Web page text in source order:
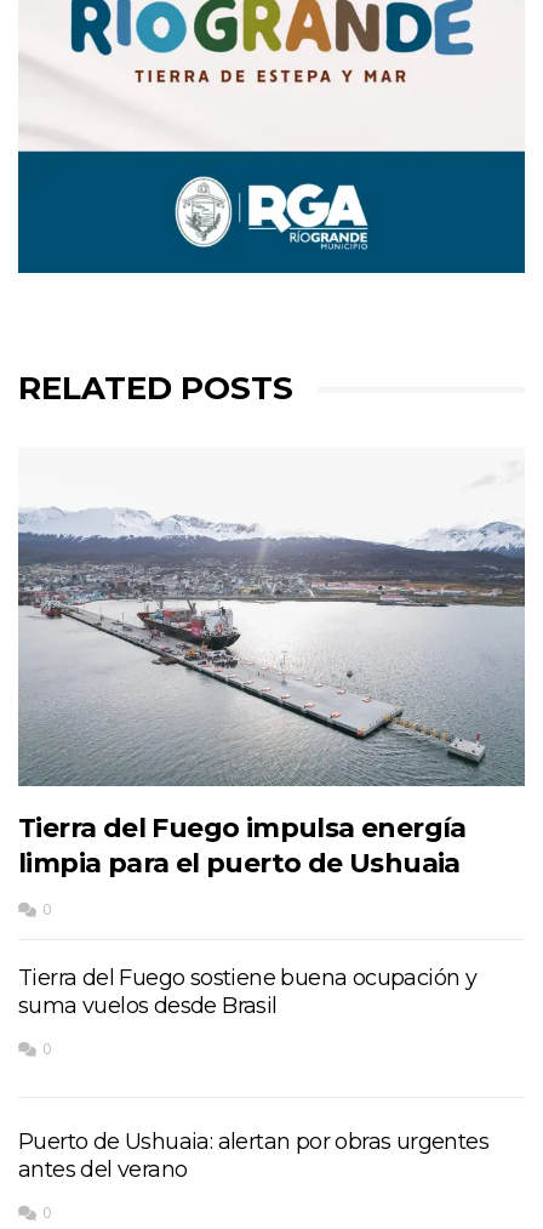
RELATED POSTS
Tierra del Fuego impulsa energía
limpia para el puerto de Ushuaia
0
Tierra del Fuego sostiene buena ocupación y
suma vuelos desde Brasil
0
Puerto de Ushuaia: alertan por obras urgentes
antes del verano
0